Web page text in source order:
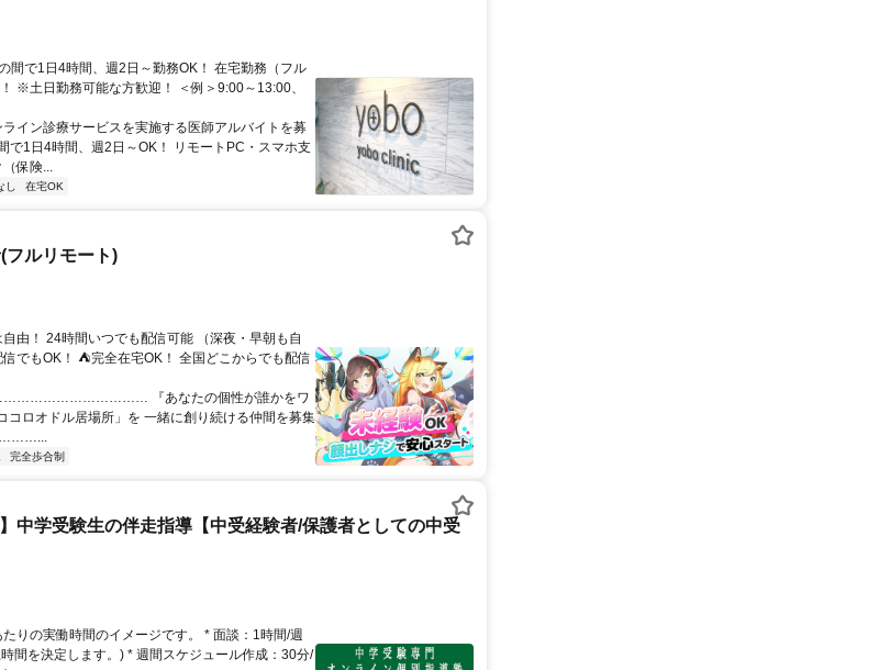
間で1日4時間、週2日～勤務OK！ 在宅勤務（フル
※土日勤務可能な方歓迎！ ＜例＞9:00～13:00、
イン診療サービスを実施する医師アルバイトを募
で1日4時間、週2日～OK！ リモートPC・スマホ支
保険...
在宅OK
フルリモート)
由！ 24時間いつでも配信可能 （深夜・早朝も自
でもOK！ ⛺完全在宅OK！ 全国どこからでも配信
『あなたの個性が誰かをワ
コロオドル居場所」を 一緒に創り続ける仲間を募集
完全歩合制
中学受験生の伴走指導【中受経験者/保護者としての中受
りの実働時間のイメージです。 * 面談：1時間/週
間を決定します。) * 週間スケジュール作成：30分/